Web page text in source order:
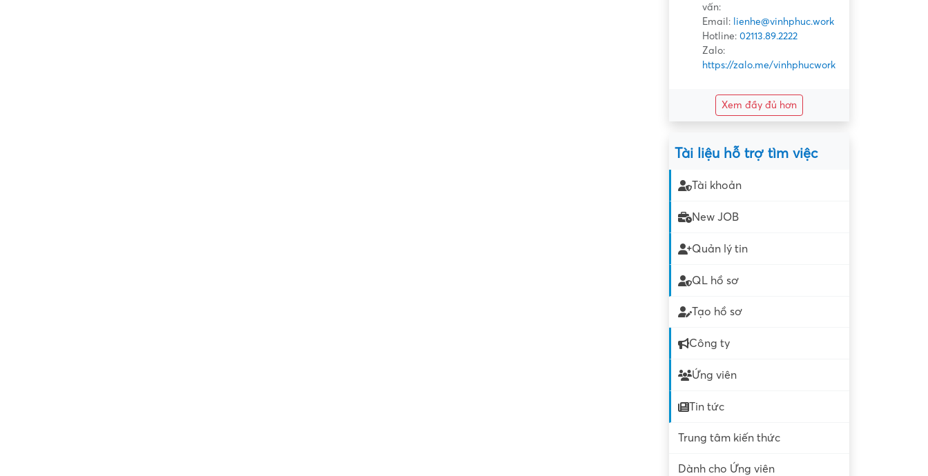
vấn:
Email: lienhe@vinhphuc.work
Hotline: 02113.89.2222
Zalo:
https://zalo.me/vinhphucwork
Xem đầy đủ hơn
Tài liệu hỗ trợ tìm việc
Tài khoản
New JOB
Quản lý tin
QL hồ sơ
Tạo hồ sơ
Công ty
Ứng viên
Tin tức
Trung tâm kiến thức
Dành cho Ứng viên